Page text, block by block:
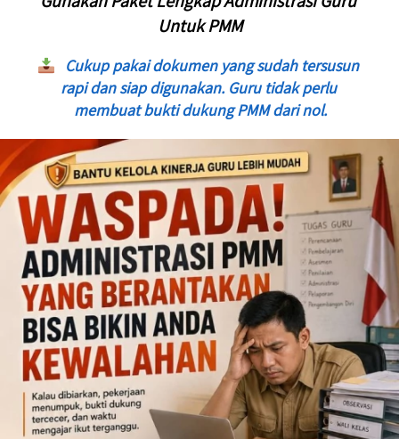
Untuk PMM
Cukup pakai dokumen yang sudah tersusun
rapi dan siap digunakan. Guru tidak perlu
membuat bukti dukung PMM dari nol.